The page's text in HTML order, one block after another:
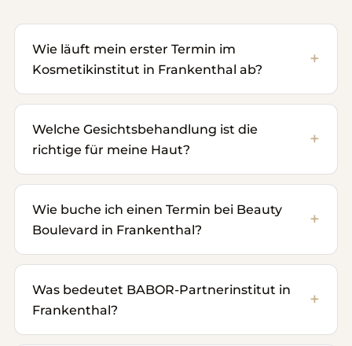
Wie läuft mein erster Termin im
Kosmetikinstitut in Frankenthal ab?
Welche Gesichtsbehandlung ist die
richtige für meine Haut?
Wie buche ich einen Termin bei Beauty
Boulevard in Frankenthal?
Was bedeutet BABOR-Partnerinstitut in
Frankenthal?